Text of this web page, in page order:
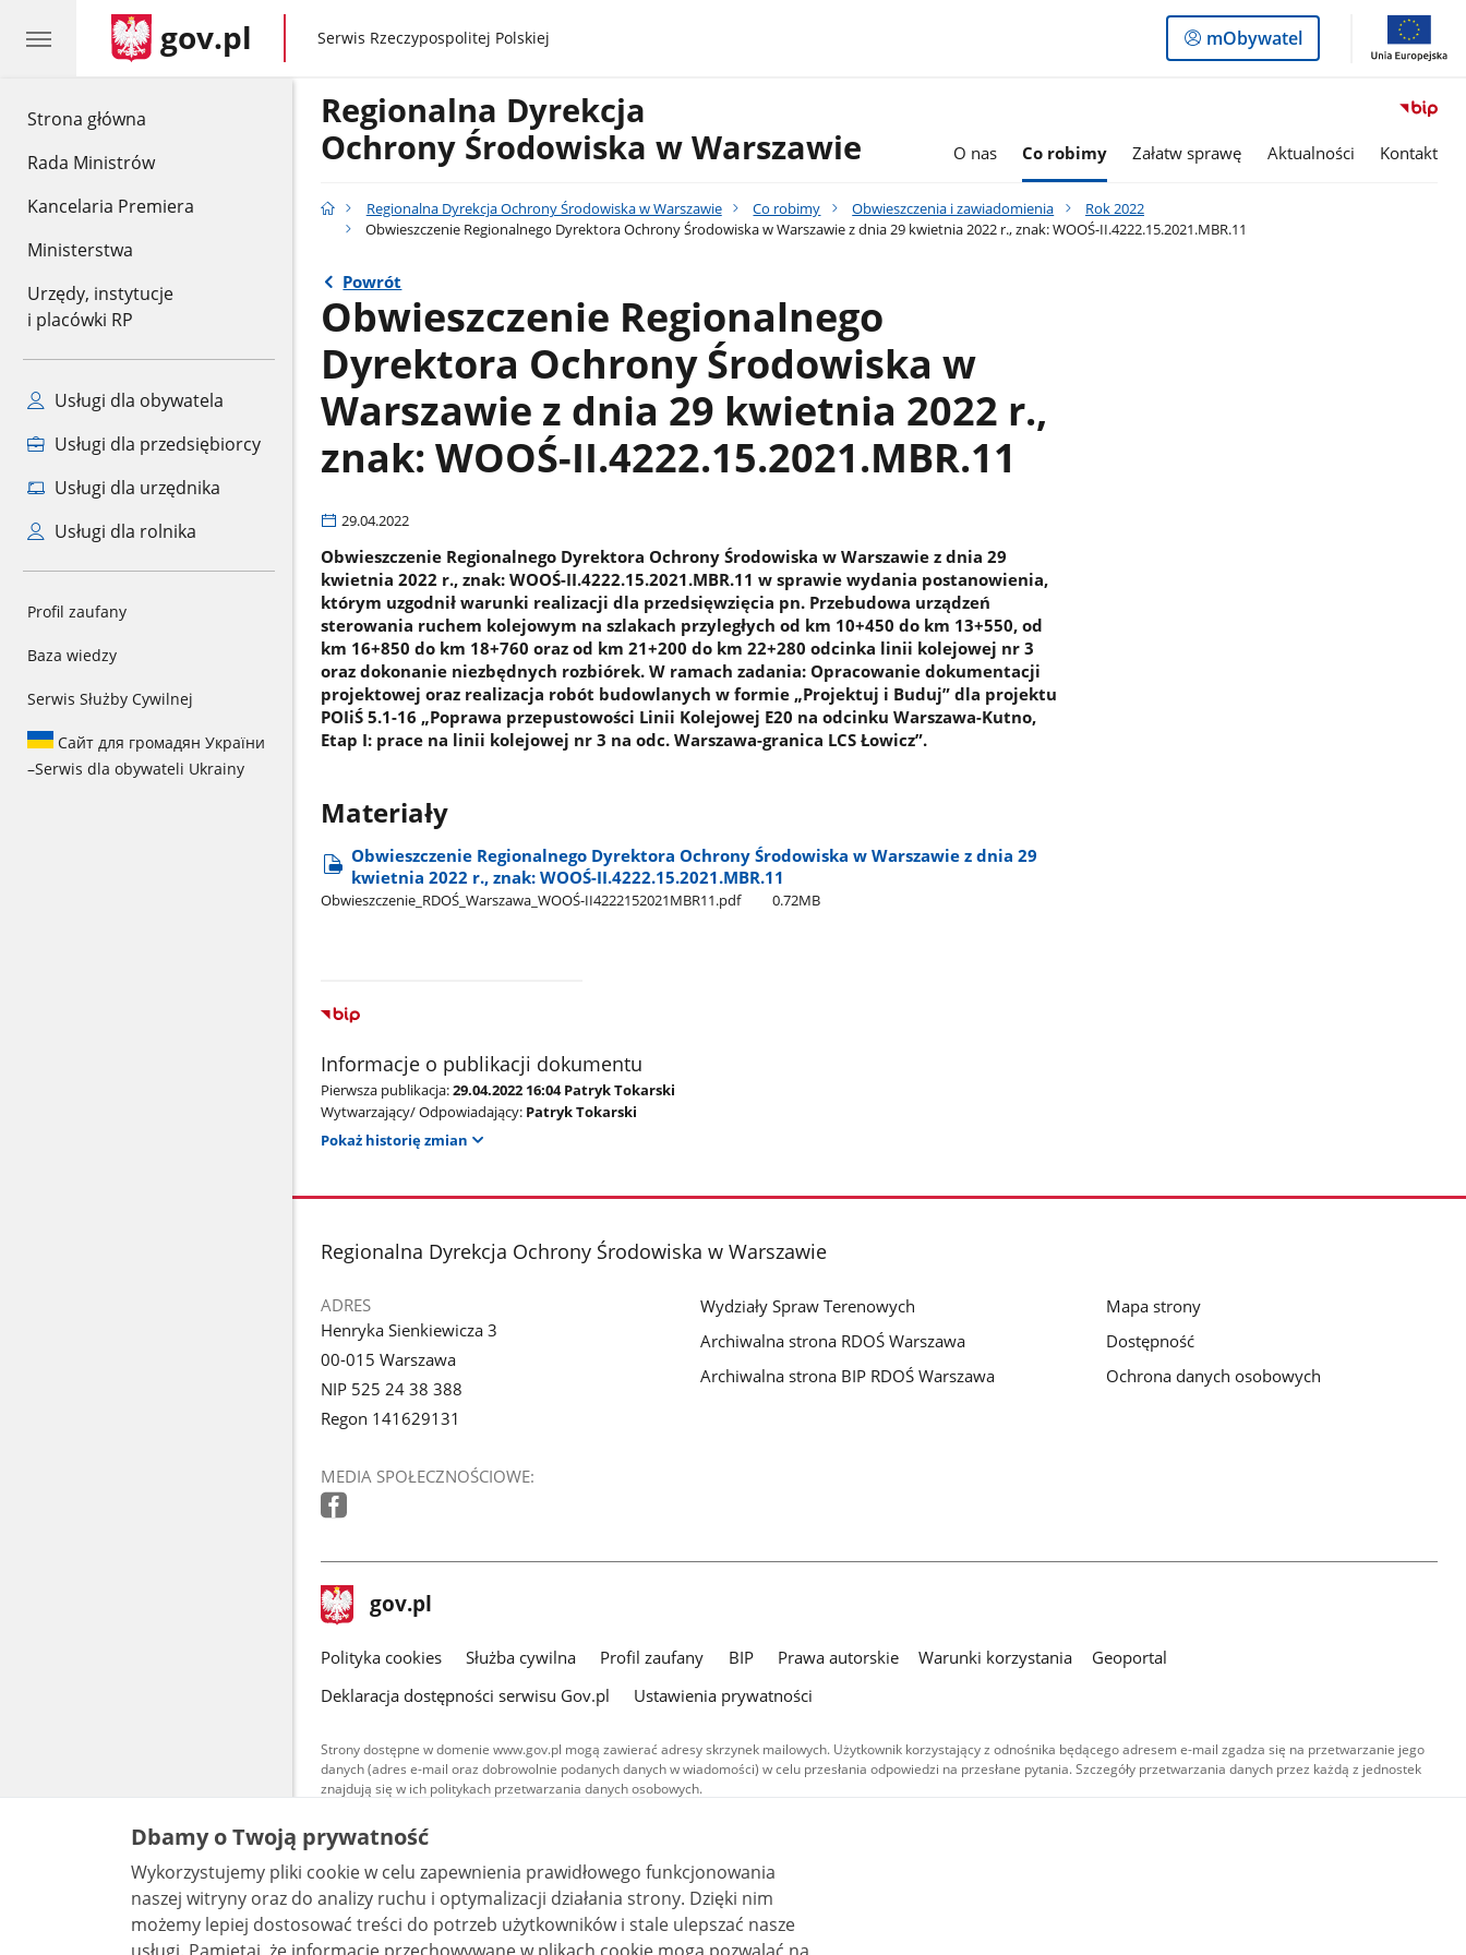
Strona główna
Rada Ministrów
Kancelaria Premiera
Ministerstwa
Urzędy, instytucje
i placówki RP
Usługi dla obywatela
Usługi dla przedsiębiorcy
Usługi dla urzędnika
Usługi dla rolnika
Profil zaufany
Baza wiedzy
Serwis Służby Cywilnej
Сайт для громадян України
–Serwis dla obywateli Ukrainy
gov.pl gov.pl
Serwis Rzeczypospolitej Polskiej
Logowanie
do
mObywatel
Regionalna Dyrekcja
Ochrony Środowiska w Warszawie
O nas Co robimy Załatw sprawę Aktualności Kontakt
Regionalna Dyrekcja Ochrony Środowiska w Warszawie Co robimy Obwieszczenia i zawiadomienia
Rok 2022
Obwieszczenie Regionalnego Dyrektora Ochrony Środowiska w Warszawie z dnia 29 kwietnia 2022 r., znak: WOOŚ-II.4222.15.2021.MBR.11
Powrót
Obwieszczenie Regionalnego
Dyrektora Ochrony Środowiska w
Warszawie z dnia 29 kwietnia 2022 r.,
znak: WOOŚ-II.4222.15.2021.MBR.11
29.04.2022
Obwieszczenie Regionalnego Dyrektora Ochrony Środowiska w Warszawie z dnia 29
kwietnia 2022 r., znak: WOOŚ-II.4222.15.2021.MBR.11 w sprawie wydania postanowienia,
którym uzgodnił warunki realizacji dla przedsięwzięcia pn. Przebudowa urządzeń
sterowania ruchem kolejowym na szlakach przyległych od km 10+450 do km 13+550, od
km 16+850 do km 18+760 oraz od km 21+200 do km 22+280 odcinka linii kolejowej nr 3
oraz dokonanie niezbędnych rozbiórek. W ramach zadania: Opracowanie dokumentacji
projektowej oraz realizacja robót budowlanych w formie „Projektuj i Buduj” dla projektu
POIiŚ 5.1-16 „Poprawa przepustowości Linii Kolejowej E20 na odcinku Warszawa-Kutno,
Etap I: prace na linii kolejowej nr 3 na odc. Warszawa-granica LCS Łowicz”.
Materiały
Obwieszczenie Regionalnego Dyrektora Ochrony Środowiska w Warszawie z dnia 29
kwietnia 2022 r., znak: WOOŚ-II.4222.15.2021.MBR.11
Obwieszczenie​_RDOŚ​_Warszawa​_WOOŚ-II4222152021MBR11.pdf 0.72MB
Informacje o publikacji dokumentu
Pierwsza publikacja:29.04.2022 16:04 Patryk Tokarski
Wytwarzający/ Odpowiadający: Patryk Tokarski
Pokaż historię zmian
stopka
Regionalna Dyrekcja Ochrony Środowiska w Warszawie
ADRES
Henryka Sienkiewicza 3
00-015 Warszawa
NIP 525 24 38 388
Regon 141629131
MEDIA SPOŁECZNOŚCIOWE:
Wydziały Spraw Terenowych
Archiwalna strona RDOŚ Warszawa
Archiwalna strona BIP RDOŚ Warszawa
Mapa strony
Dostępność
Ochrona danych osobowych
stopka
gov.pl Strona
gov.pl
gov.pl
Polityka cookies Służba cywilna Profil zaufany BIP Prawa autorskie Warunki korzystania
Geoportal
Deklaracja dostępności serwisu Gov.pl
Ustawienia prywatności
Strony dostępne w domenie www.gov.pl mogą zawierać adresy skrzynek mailowych. Użytkownik korzystający z odnośnika będącego adresem e-mail zgadza się na przetwarzanie jego
danych (adres e-mail oraz dobrowolnie podanych danych w wiadomości) w celu przesłania odpowiedzi na przesłane pytania. Szczegóły przetwarzania danych przez każdą z jednostek
znajdują się w ich politykach przetwarzania danych osobowych.
Treści tekstowe publikowane w serwisie (z wyłączeniem treści audiowizualnych), są
udostępniane na licencji typu Creative Commons: uznanie autorstwa - na tych samych
warunkach 4.0 (CC BY-SA 4.0). Materiały audiowizualne, w tym zdjęcia, materiały audio i wideo,
są udostępniane na licencji typu Creative Commons: uznanie autorstwa użycie niekomercyjne -
bez utworów zależnych 4.0 (CC BY-NC-ND 4.0), o ile nie jest to stwierdzone inaczej.
Dbamy o Twoją prywatność
Wykorzystujemy pliki cookie w celu zapewnienia prawidłowego funkcjonowania
naszej witryny oraz do analizy ruchu i optymalizacji działania strony. Dzięki nim
możemy lepiej dostosować treści do potrzeb użytkowników i stale ulepszać nasze